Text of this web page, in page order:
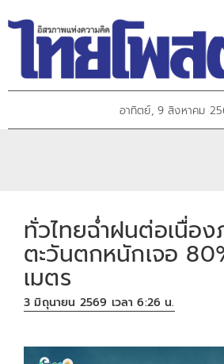
อาทิตย์, 9 สิงหาคม
ทั่วไทยฉ่ำฝนต่อเนื่อง
ตะวันตกหนักเจอ
เมตร
3 มิถุนายน 2569 เวลา 6:26 น.